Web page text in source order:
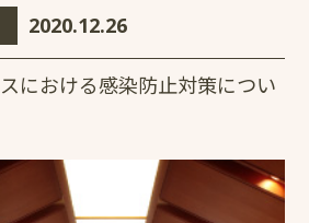
2020.12.26
における感染防止対策につい